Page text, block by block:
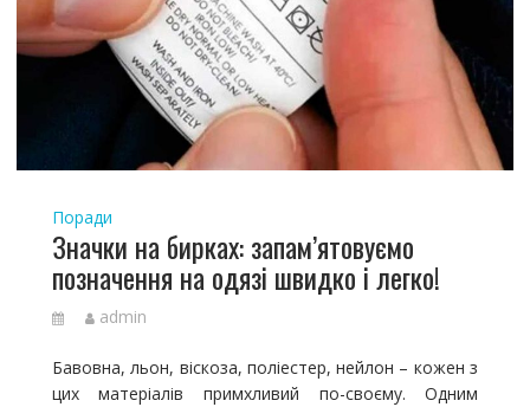
Поради
Значки на бирках: запам’ятовуємо
позначення на одязі швидко і легко!
admin
Бавовна, льон, віскоза, поліестер, нейлон – кожен з
цих матеріалів примхливий по-своєму. Одним